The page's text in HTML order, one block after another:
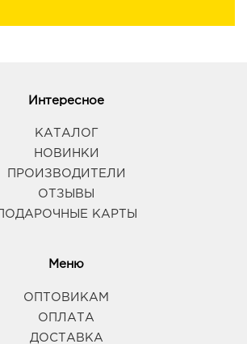
Интересное
КАТАЛОГ
НОВИНКИ
ПРОИЗВОДИТЕЛИ
ОТЗЫВЫ
ПОДАРОЧНЫЕ КАРТЫ
Меню
ОПТОВИКАМ
ОПЛАТА
ДОСТАВКА